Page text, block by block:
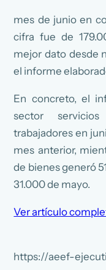
mes de junio en
cifra fue de
mejor dato desde
el informe
En concreto, el
sector
trabajadores en
mes anterior,
de bienes generó
31.000 de mayo.
Ver artículo
https://aeef-